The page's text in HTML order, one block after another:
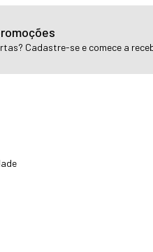
Cadastre-se e comece a